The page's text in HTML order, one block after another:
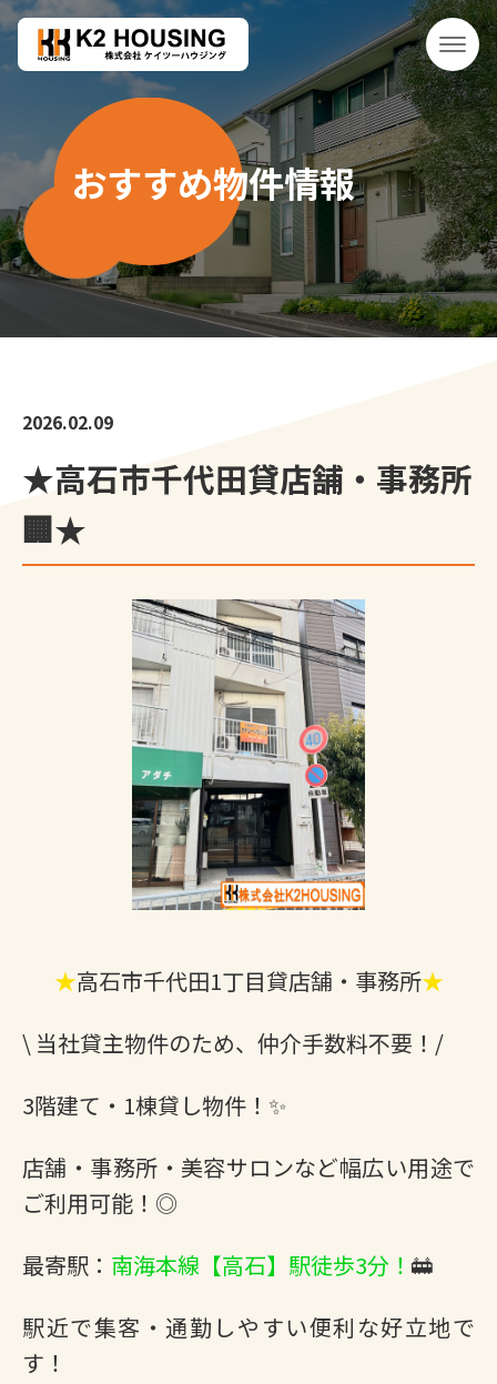
おすすめ物件情報
2026.02.09
★高石市千代田貸店舗・事務所
🏢★
★高石市千代田1丁目貸店舗・事務所★
\ 当社貸主物件のため、仲介手数料不要！/
3階建て・1棟貸し物件！✨
店舗・事務所・美容サロンなど幅広い用途で
ご利用可能！◎
最寄駅： 南海本線【高石】駅徒歩3分！ 🚋
駅近で集客・通勤しやすい便利な好立地で
す！